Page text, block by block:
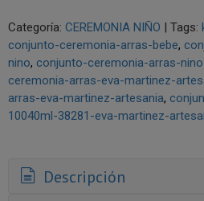
Categoría: CEREMONIA NIÑO | Tags:
conjunto-ceremonia-arras-bebe
nino conjunto-ceremonia-arras-
ceremonia-arras-eva-martinez-
arras-eva-martinez-artesania
10040ml-38281-eva-martinez-
Descripción